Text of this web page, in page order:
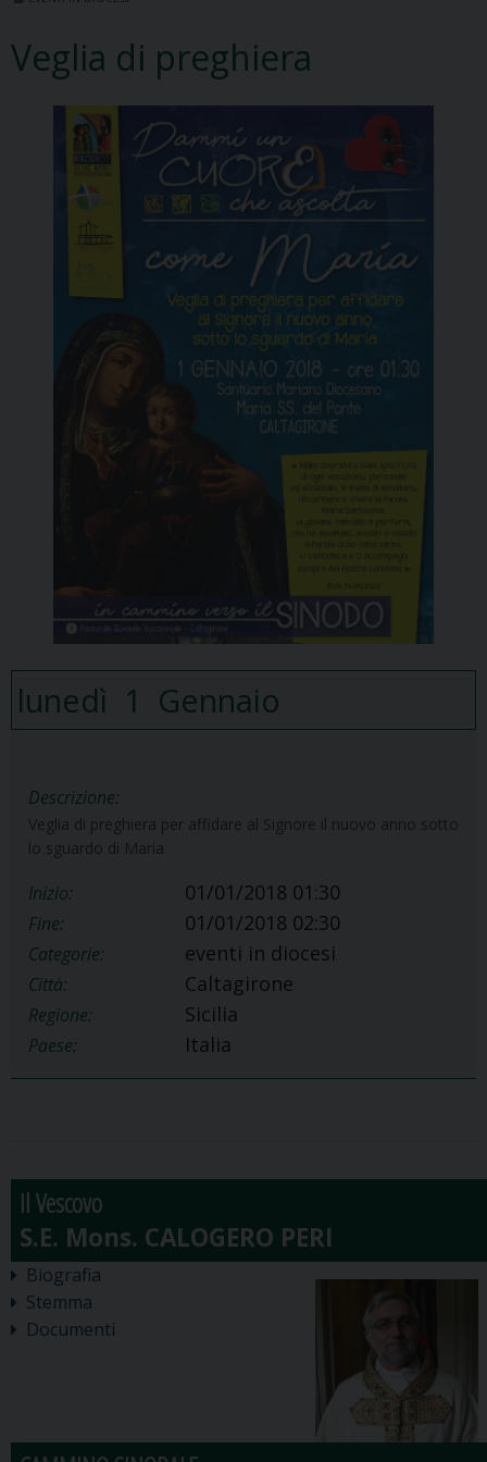
Veglia di preghiera
lunedì 1 Gennaio
Descrizione:
Veglia di preghiera per affidare al Signore il nuovo anno sotto
lo sguardo di Maria
Inizio: 01/01/2018 01:30
Fine: 01/01/2018 02:30
Categorie: eventi in diocesi
Città: Caltagirone
Regione: Sicilia
Paese: Italia
Il Vescovo
Biografia
Stemma
Documenti